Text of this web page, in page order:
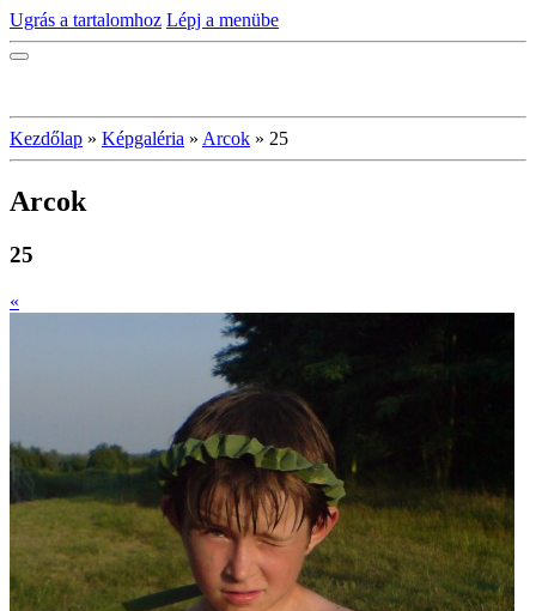
Ugrás a tartalomhoz Lépj a menübe
Kezdőlap » Képgaléria » Arcok » 25
Arcok
25
«